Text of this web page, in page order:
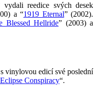
vydali reedice svých desek
a “1919 Eternal” (2002).
Blessed Hellride” (2003) a
vinylovou edicí své poslední
Conspiracy“.